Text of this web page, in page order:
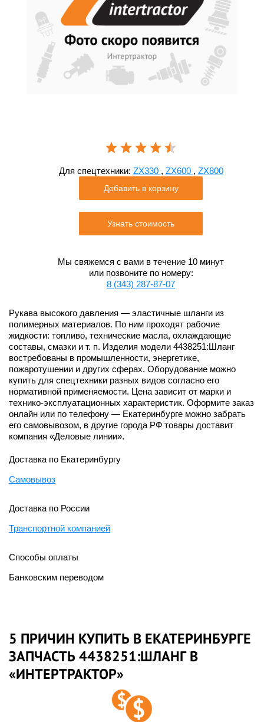
Для спецтехники: ZX330 , ZX600 , ZX800
Добавить в корзину
Узнать стоимость
Мы свяжемся с вами в течение 10 минут
или позвоните по номеру:
8 (343) 287-87-07
Рукава высокого давления — эластичные шланги из
полимерных материалов. По ним проходят рабочие
жидкости: топливо, технические масла, охлаждающие
составы, смазки и т. п. Изделия модели 4438251:Шланг
востребованы в промышленности, энергетике,
пожаротушении и других сферах. Оборудование можно
купить для спецтехники разных видов согласно его
нормативной применяемости. Цена зависит от марки и
технико-эксплуатационных характеристик. Оформите заказ
онлайн или по телефону — Екатеринбурге можно забрать
его самовывозом, в другие города РФ товары доставит
компания «Деловые линии».
Доставка по Екатеринбургу
Самовывоз
Доставка по России
Транспортной компанией
Способы оплаты
Банковским переводом
5 ПРИЧИН КУПИТЬ В ЕКАТЕРИНБУРГЕ
ЗАПЧАСТЬ 4438251:ШЛАНГ В
«ИНТЕРТРАКТОР»